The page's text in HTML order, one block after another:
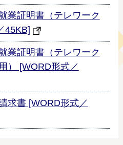
証明書（テレワーク
45KB]
証明書（テレワーク
） [WORD形式／
求書 [WORD形式／